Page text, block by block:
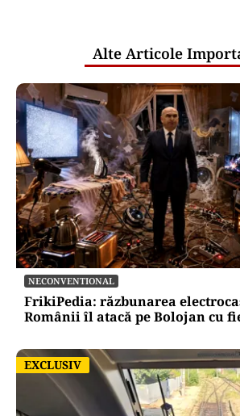
Alte Articole
NECONVENTIONAL
FrikiPedia: răzbunarea
Românii îl atacă pe Bolojan cu
EXCLUSIV
EXCLUSIV